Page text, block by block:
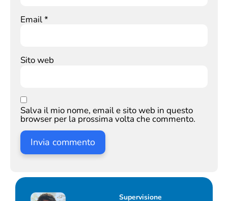
Email*
Sito web
Salva il mio nome, email e sito web in questo
browser per la prossima volta che commento.
Supervisione